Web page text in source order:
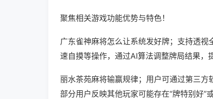
聚焦相关游戏功能优势与特色！
广东雀神麻将怎么让系统发好牌；支持透
速自摸等操作，通过AI算法调整牌局结果，
丽水茶苑麻将输赢规律；用户可通过第三方
部分用户反映其他玩家可能存在“牌特别好”